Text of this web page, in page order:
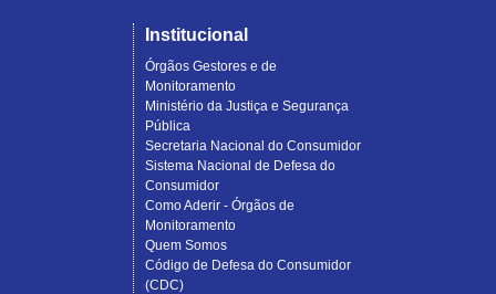
Institucional
Órgãos Gestores e de
Monitoramento
Ministério da Justiça e Segurança
Pública
Secretaria Nacional do Consumidor
Sistema Nacional de Defesa do
Consumidor
Como Aderir - Órgãos de
Monitoramento
Quem Somos
Código de Defesa do Consumidor
(CDC)